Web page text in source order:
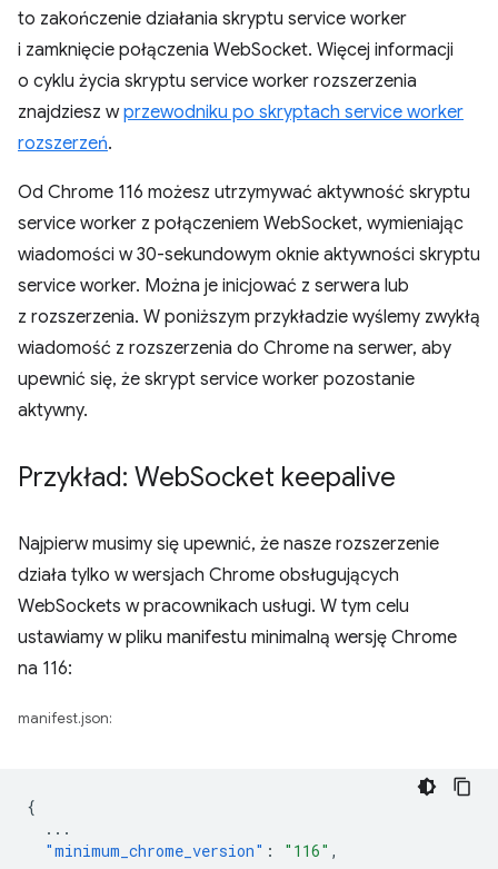
to zakończenie działania skryptu service worker
i zamknięcie połączenia WebSocket. Więcej informacji
o cyklu życia skryptu service worker rozszerzenia
znajdziesz wprzewodniku po skryptach service worker
rozszerzeń.
Od Chrome 116 możesz utrzymywać aktywność skryptu
service worker z połączeniem WebSocket, wymieniając
wiadomości w 30-sekundowym oknie aktywności skryptu
service worker. Można je inicjować z serwera lub
z rozszerzenia. W poniższym przykładzie wyślemy zwykłą
wiadomość z rozszerzenia do Chrome na serwer, aby
upewnić się, że skrypt service worker pozostanie
aktywny.
Przykład: WebSocket keepalive
Najpierw musimy się upewnić, że nasze rozszerzenie
działa tylko w wersjach Chrome obsługujących
WebSockets w pracownikach usługi. W tym celu
ustawiamy w pliku manifestu minimalną wersję Chrome
na 116:
manifest.json:
{
...
"minimum_chrome_version" : "116" ,